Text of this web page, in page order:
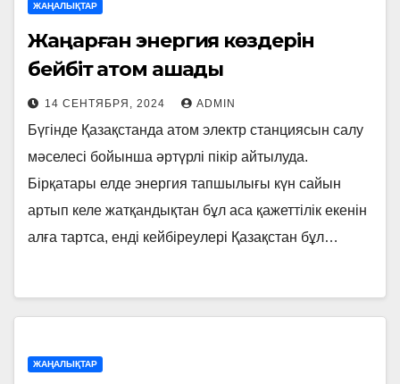
ЖАҢАЛЫҚТАР
Жаңарған энергия көздерін
бейбіт атом ашады
14 СЕНТЯБРЯ, 2024 ADMIN
Бүгінде Қазақстанда атом электр станциясын салу
мәселесі бойынша әртүрлі пікір айтылуда.
Бірқатары елде энергия тапшылығы күн сайын
артып келе жатқандықтан бұл аса қажеттілік екенін
алға тартса, енді кейбіреулері Қазақстан бұл…
ЖАҢАЛЫҚТАР